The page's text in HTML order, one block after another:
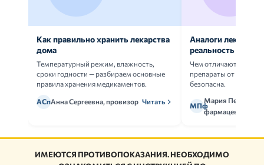
Как правильно хранить лекарства
дома
Температурный режим, влажность,
сроки годности — разбираем основные
правила хранения медикаментов.
АСпАнна Сергеевна, провизор Читать
Аналоги
реальность
Чем отличаются
препараты от
безопасна.
МПф
Мария Петрова,
фармацевт
ИМЕЮТСЯ ПРОТИВОПОКАЗАНИЯ. НЕОБХОДИМО